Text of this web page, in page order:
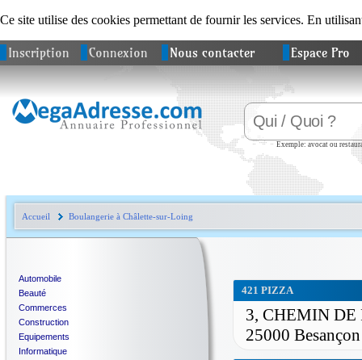
Ce site utilise des cookies permettant de fournir les services. En
Inscription Connexion Nous contacter Espace Pro
Exemple: avocat ou
Accueil Boulangerie à Châlette-sur-Loing
Automobile
Beauté
Commerces
Construction
Equipements
Informatique
421 PIZZA
3, CHEMIN DE
25000 Besançon